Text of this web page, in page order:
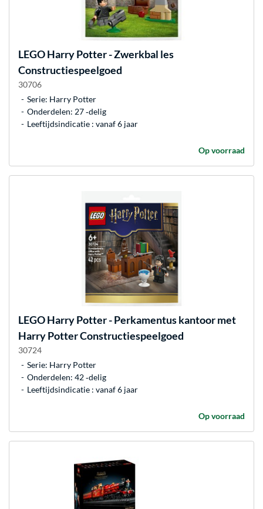
LEGOHarry Potter - Zwerkbal les
Constructiespeelgoed
30706
Serie: Harry Potter
Onderdelen: 27 ‐delig
Leeftijdsindicatie : vanaf 6 jaar
Op voorraad
LEGOHarry Potter - Perkamentus kantoor met
Harry Potter Constructiespeelgoed
30724
Serie: Harry Potter
Onderdelen: 42 ‐delig
Leeftijdsindicatie : vanaf 6 jaar
Op voorraad